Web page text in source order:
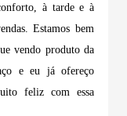
à tarde e à
Estamos bem
vendo produto da
e eu já ofereço
feliz com essa